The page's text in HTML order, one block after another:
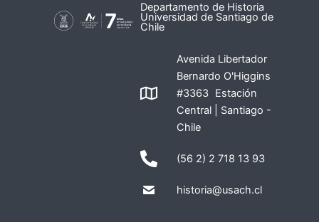
Departamento de Historia
Universidad de Santiago de
Chile
Avenida Libertador
Bernardo O'Higgins
#3363 Estación
Central | Santiago -
Chile
(56 2) 2 718 13 93
historia@usach.cl